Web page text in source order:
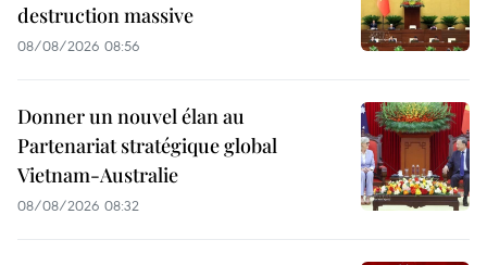
destruction massive
08/08/2026 08:56
Donner un nouvel élan au
Partenariat stratégique global
Vietnam-Australie
08/08/2026 08:32